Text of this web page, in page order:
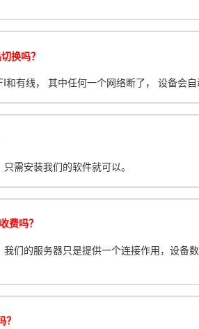
换吗？
有线， 其中任何一个网络断了， 设备会自
需安装我们的软件就可以。
费吗？
们的服务器只是提供一个连接作用，设备